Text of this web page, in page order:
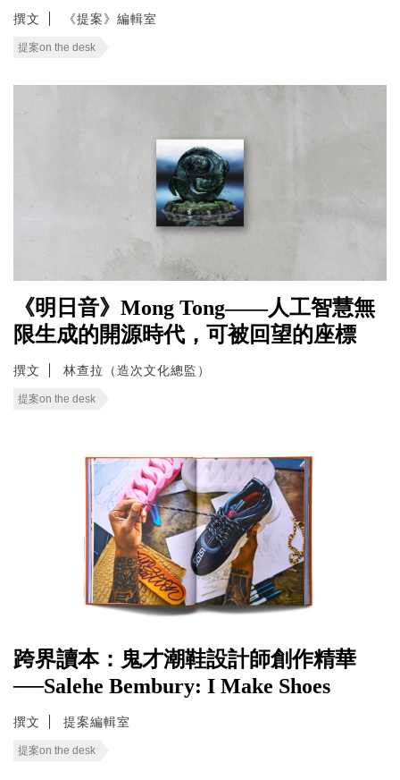
撰文 《提案》編輯室
提案on the desk
《明日音》Mong Tong——人工智慧無
限生成的開源時代，可被回望的座標
撰文 林查拉（造次文化總監）
提案on the desk
跨界讀本：鬼才潮鞋設計師創作精華
──Salehe Bembury: I Make Shoes
撰文 提案編輯室
提案on the desk